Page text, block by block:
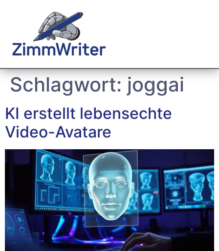
Schlagwort: joggai
KI erstellt lebensechte
Video-Avatare